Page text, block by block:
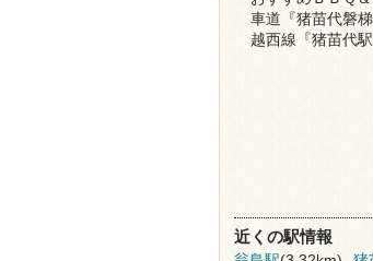
車道『猪苗代磐
越西線『猪苗代
近くの駅情報